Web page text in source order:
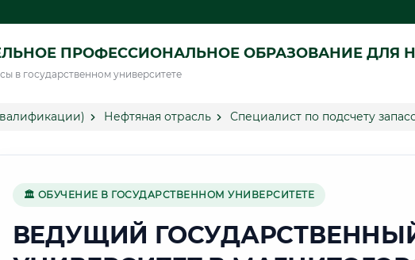
ПРОФЕССИОНАЛЬНОЕ ОБРАЗОВАНИЕ ДЛЯ
в государственном университете
Нефтяная отрасль Специалист по подсчету
🏛 ОБУЧЕНИЕ В ГОСУДАРСТВЕННОМ УНИВЕРСИТЕТЕ
ВЕДУЩИЙ